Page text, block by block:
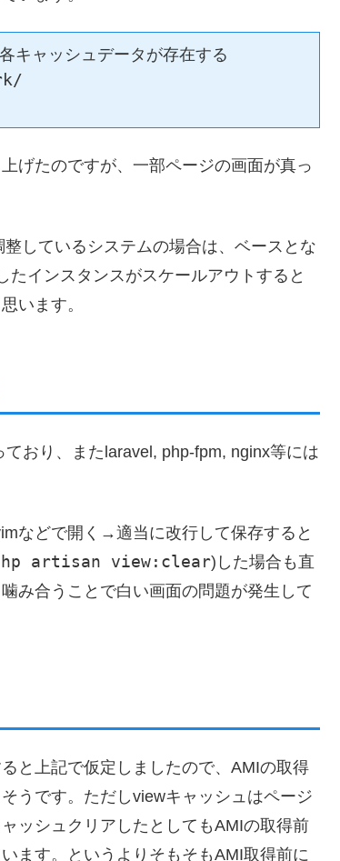
キャッシュデータが存在する
げたのですが、一部ページの画面が真っ
しているシステムの場合は、ベースとな
インスタンスがスケールアウトすると
います。
おり、またlaravel, php-fpm, nginx等には
などで開く→適当に改行して保存すると
artisan view:clear)した場合も直
み合うことで白い画面の問題が発生して
と上記で仮定しましたので、AMIの取得
うです。ただしviewキャッシュはページ
ッシュクリアしたとしてもAMIの取得前
ます。というよりそもそもAMI取得前に